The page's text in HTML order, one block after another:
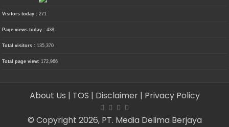
Visitors today :271
Page views today :438
Total visitors :135,370
Total page view:172,966
About Us | TOS | Disclaimer | Privacy Policy
© Copyright 2026, PT. Media Delima Berjaya